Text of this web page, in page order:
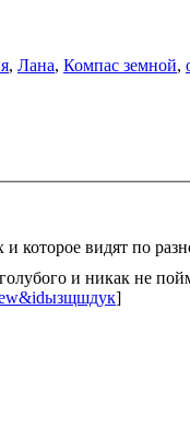
, Лана, Компас земной,
и которое видят по
и никак не
]